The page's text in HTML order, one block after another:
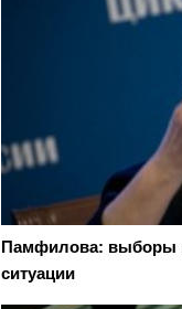
Памфилова: выборы
ситуации